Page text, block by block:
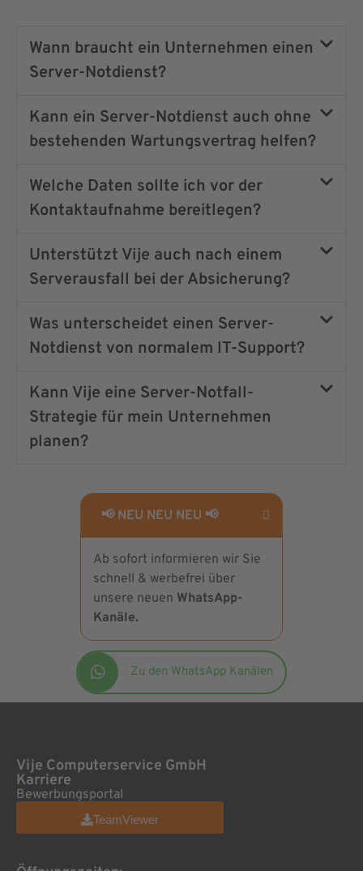
Wann braucht ein Unternehmen einen
Server-Notdienst?
Kann ein Server-Notdienst auch ohne
bestehenden Wartungsvertrag helfen?
Welche Daten sollte ich vor der
Kontaktaufnahme bereitlegen?
Unterstützt Vije auch nach einem
Serverausfall bei der Absicherung?
Was unterscheidet einen Server-
Notdienst von normalem IT-Support?
Kann Vije eine Server-Notfall-
Strategie für mein Unternehmen
planen?
📢 NEU NEU NEU 📢
Ab sofort informieren wir Sie
schnell & werbefrei über
unsere neuen WhatsApp-
Kanäle.
Zu den WhatsApp Kanälen
Vije Computerservice GmbH
Karriere
Bewerbungsportal
TeamViewer